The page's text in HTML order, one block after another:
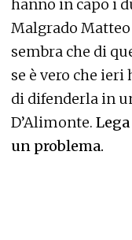
hanno in capo i
Malgrado
sembra che di
se è vero che
di difenderla in
D’Alimonte.
un problema.